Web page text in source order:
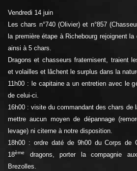
Vendredi 14 juin
Les chars n°740 (Olivier) et n°857
la première étape à Richebourg rejoignent
ainsi à 5 chars.
Dragons et chasseurs fraternisent, traient
et volailles et lâchent le surplus dans la
11h00 : le capitaine a un entretien avec le
de celui-ci.
16h00 : visite du commandant des chars de
mettre aucun moyen de dépannage
levage) ni citerne à notre disposition.
18h00 : ordre daté de 9h00 du Corps de
18ème
dragons, porter la compagnie
Brezolles.